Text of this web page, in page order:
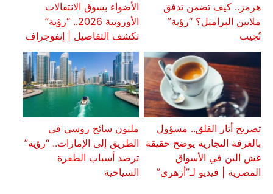
هرمز.. كيف تضمن تدفق
ملايين البراميل؟ “رؤية”
تُجيب
الأضواء بسوق الانتقالات
الأوروبية 2026.. “رؤية”
تكشف التفاصيل | إنفوجراف
تصريح أثار القلق.. مسؤول
بالغرفة التجارية يوضح حقيقة
غش البن في الأسواق
المصرية | فيديو لـ”أزهري”
مليون سائح روسي في
الطريق إلى الإمارات.. “رؤية”
ترصد أسباب الطفرة
السياحية